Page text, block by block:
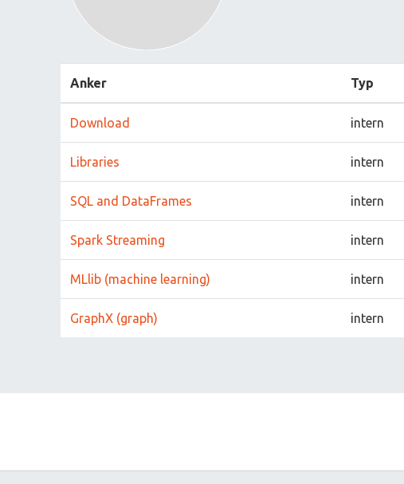
Anker Typ
Download intern
Libraries intern
SQL and DataFrames intern
Spark Streaming intern
MLlib (machine learning) intern
GraphX (graph) intern